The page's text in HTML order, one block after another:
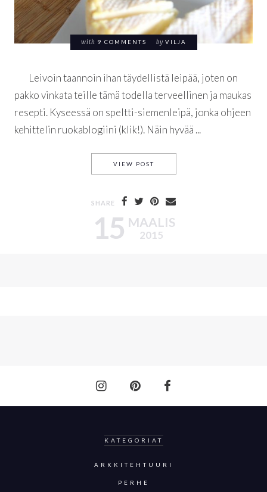
with 9 COMMENTS by VILJA
Leivoin taannoin ihan täydellistä leipää, joten on
pakko vinkata teille tämä todella terveellinen ja maukas
resepti. Kyseessä on speltti-siemenleipä, jonka ohjeen
kehittelin ruokablogiini (klik!). Näin hyvää ...
15 MAALIS
2015
VIEW POSTTÄYDELLINEN LEIPÄ
SHARE
KATEGORIAT
ARKKITEHTUURI
PERHE